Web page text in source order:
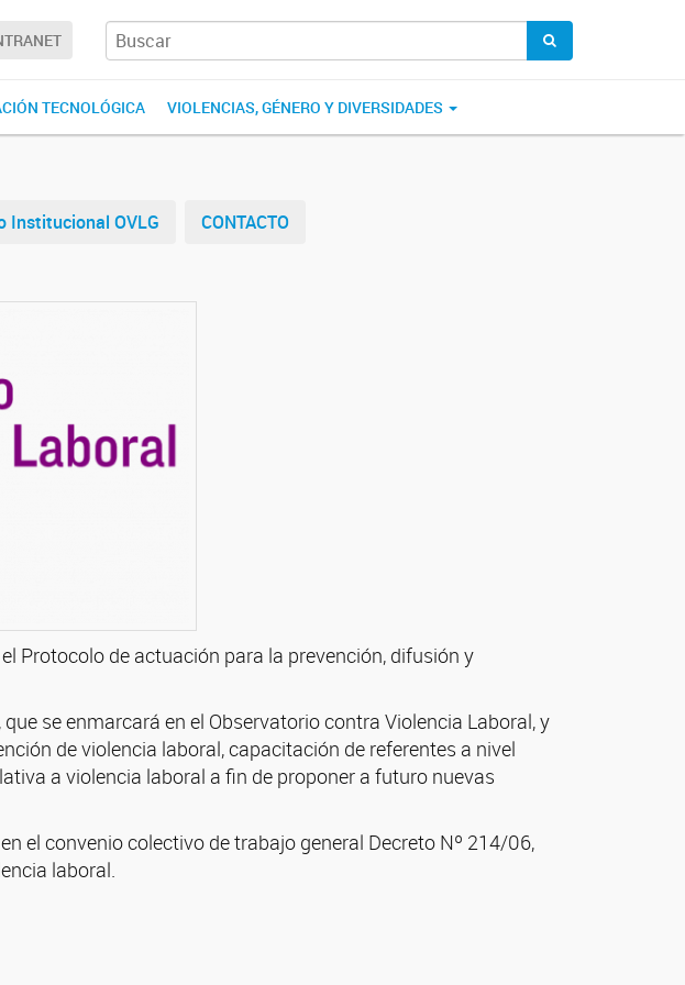
TECNOLÓGICA VIOLENCIAS, GÉNERO Y DIVERSIDADES
Institucional OVLG CONTACTO
Protocolo de actuación para la prevención, difusión y
se enmarcará en el Observatorio contra Violencia Laboral, y
de violencia laboral, capacitación de referentes a nivel
a violencia laboral a fin de proponer a futuro nuevas
el convenio colectivo de trabajo general Decreto Nº 214/06,
laboral.